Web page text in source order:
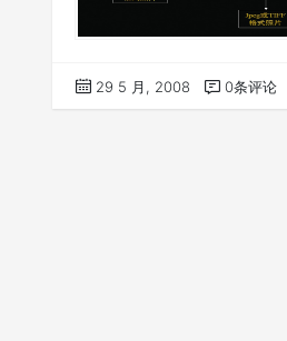
29 5 月, 2008 0条评论